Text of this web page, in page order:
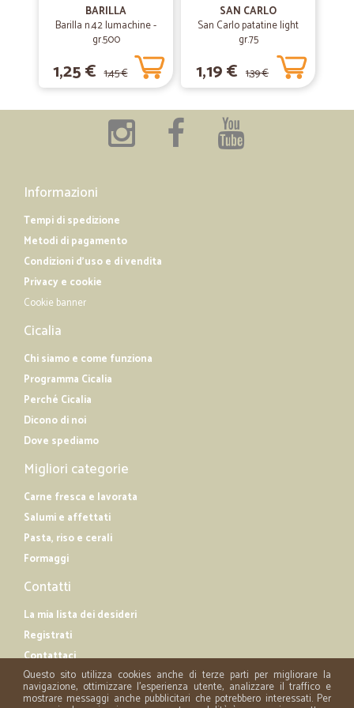
Tutto secondo le promesse
Tutto secondo le promesse, affidabili e puntuali!
OTTIMI ACQUISTI
SEMPRE OTTIMI ACQUISTI DA UNA AZIENDA GIOVANE DI ZONA
BARILLA
Barilla n.42 lumachine -
gr.500
1,25 € 1,45 €
SAN CARLO
San Carlo patatine light
gr.75
1,19 € 1,39 €
Informazioni
Tempi di spedizione
Metodi di pagamento
Condizioni d'uso e di vendita
Privacy e cookie
Cookie banner
Cicalia
Chi siamo e come funziona
Programma Cicalia
Perché Cicalia
Dicono di noi
Dove spediamo
Migliori categorie
Carne fresca e lavorata
Salumi e affettati
Pasta, riso e cerali
Formaggi
Contatti
La mia lista dei desideri
Registrati
Contattaci
Questo sito utilizza cookies anche di terze parti per migliorare la
navigazione, ottimizzare l'esperienza utente, analizzare il traffico e
mostrare messaggi anche pubblicitari che potrebbero interessati. Per